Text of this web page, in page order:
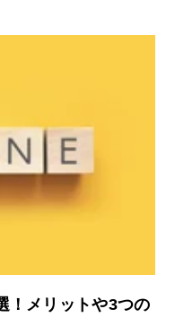
！メリットや3つの